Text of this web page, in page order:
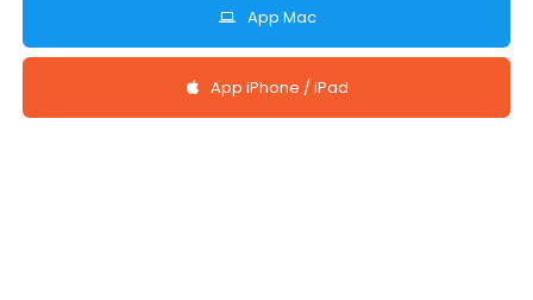
App Mac
App iPhone / iPad